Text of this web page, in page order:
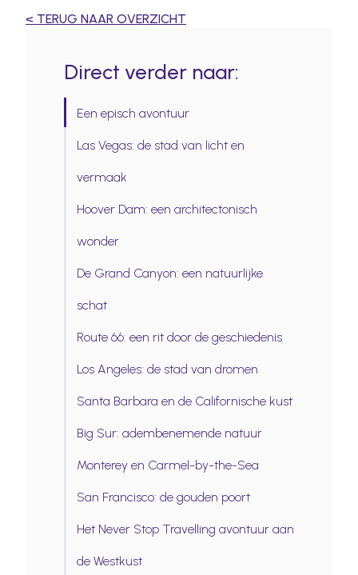
< TERUG NAAR OVERZICHT
Direct verder naar:
Een episch avontuur
Las Vegas: de stad van licht en
vermaak
Hoover Dam: een architectonisch
wonder
De Grand Canyon: een natuurlijke
schat
Route 66: een rit door de geschiedenis
Los Angeles: de stad van dromen
Santa Barbara en de Californische kust
Big Sur: adembenemende natuur
Monterey en Carmel-by-the-Sea
San Francisco: de gouden poort
Het Never Stop Travelling avontuur aan
de Westkust